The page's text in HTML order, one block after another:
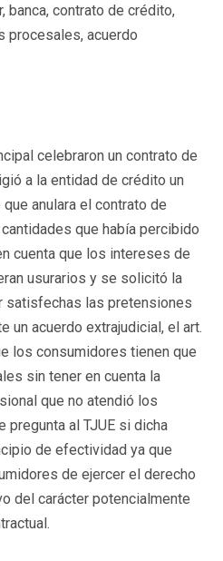
banca, contrato de crédito,
procesales, acuerdo
celebraron un contrato de
a la entidad de crédito un
anulara el contrato de
que había percibido
cuenta que los intereses de
usurarios y se solicitó la
satisfechas las pretensiones
un acuerdo extrajudicial, el art.
los consumidores tienen que
sin tener en cuenta la
que no atendió los
al TJUE si dicha
de efectividad ya que
de ejercer el derecho
del carácter potencialmente